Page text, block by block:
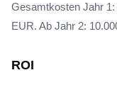
Gesamtkosten Jahr
EUR. Ab Jahr 2:
ROI